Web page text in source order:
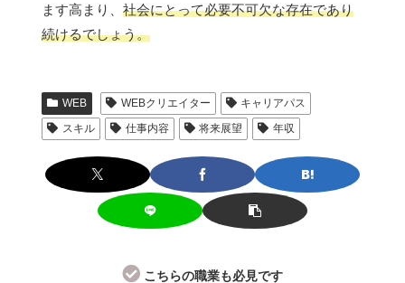
ます高まり、 社会にとって必要不可欠な存在であり
続けるでしょう。
WEB WEBクリエイター
キャリアパス
スキル
仕事内容 将来展望 年収
こちらの職業も必見です